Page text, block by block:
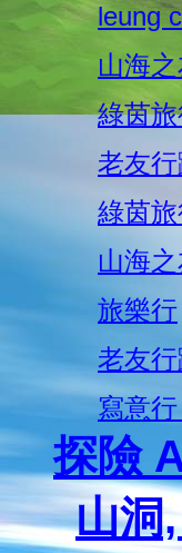
leung
山海
綠茵
老友行
綠茵
山海
旅樂行
老友
寫意
探險
山洞